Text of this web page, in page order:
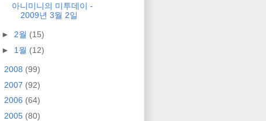
아니미니의 미투데이 -
2009년 3월 2일
► 2월 (15)
► 1월 (12)
2008 (99)
2007 (92)
2006 (64)
2005 (80)